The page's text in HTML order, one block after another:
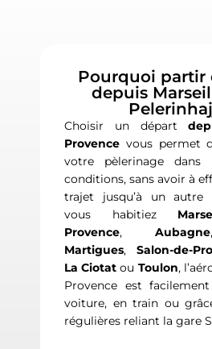
Pourquoi partir
depuis
Choisir un départ
Provence vous permet
votre pèlerinage dans
conditions, sans avoir à
trajet jusqu’à un autre
vous habitiez
Provence, Aubagne
Martigues, Salon-de-
La Ciotat ou Toulon,
Provence est
voiture, en train ou
régulières reliant la gare